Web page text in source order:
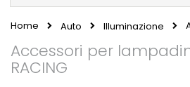
Home Auto Illuminazione
Accessori per
RACING